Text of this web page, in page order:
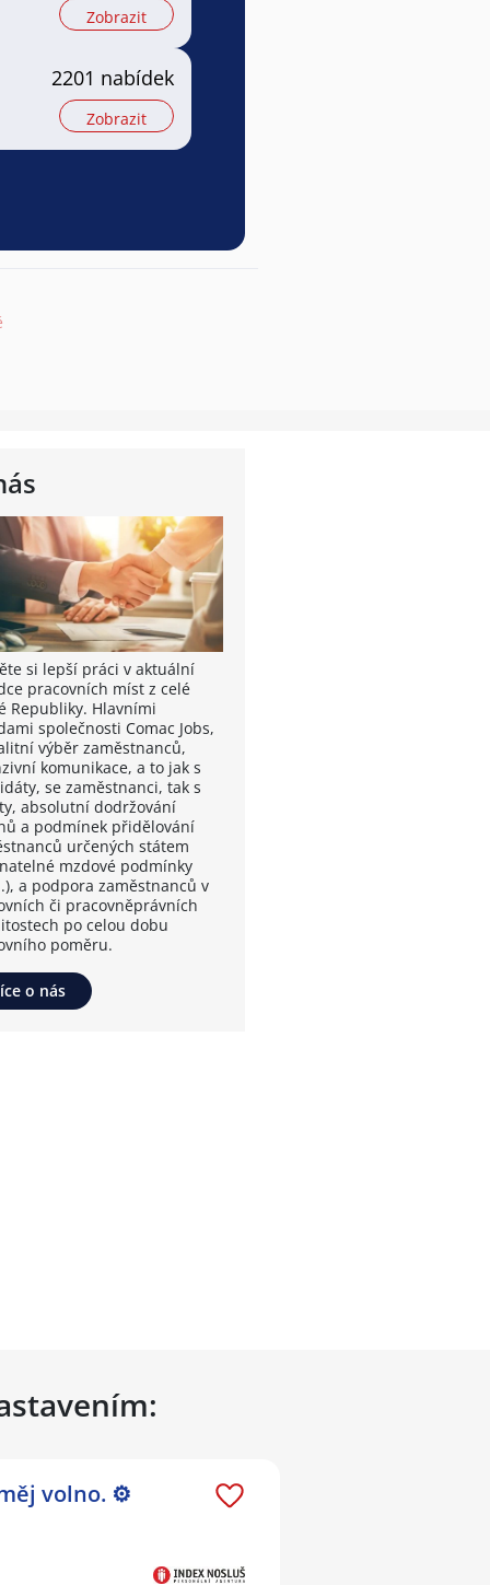
Zobrazit
2201 nabídek
Zobrazit
si lepší práci v aktuální
pracovních míst z celé
Republiky. Hlavními
společnosti Comac Jobs,
výběr zaměstnanců,
komunikace, a to jak s
se zaměstnanci, tak s
absolutní dodržování
a podmínek přidělování
určených státem
mzdové podmínky
a podpora zaměstnanců v
či pracovněprávních
po celou dobu
poměru.
o nás
volno. ⚙